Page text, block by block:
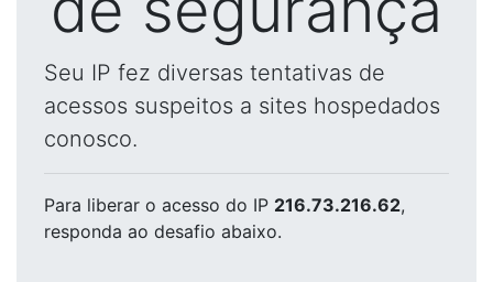
Seu IP fez diversas tentativas de
acessos suspeitos a sites hospedados
conosco.
Para liberar o acesso do IP 216.73.216.62,
responda ao desafio abaixo.